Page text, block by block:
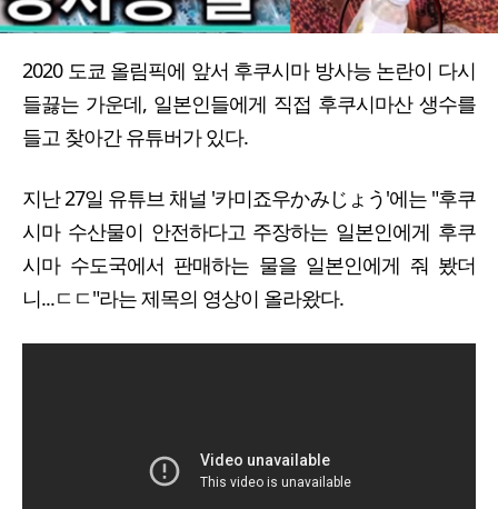
2020 도쿄 올림픽에 앞서 후쿠시마 방사능 논란이 다시
들끓는 가운데, 일본인들에게 직접 후쿠시마산 생수를
들고 찾아간 유튜버가 있다.
지난 27일 유튜브 채널 '카미죠우かみじょう'에는 "후쿠
시마 수산물이 안전하다고 주장하는 일본인에게 후쿠
시마 수도국에서 판매하는 물을 일본인에게 줘 봤더
니...ㄷㄷ"라는 제목의 영상이 올라왔다.